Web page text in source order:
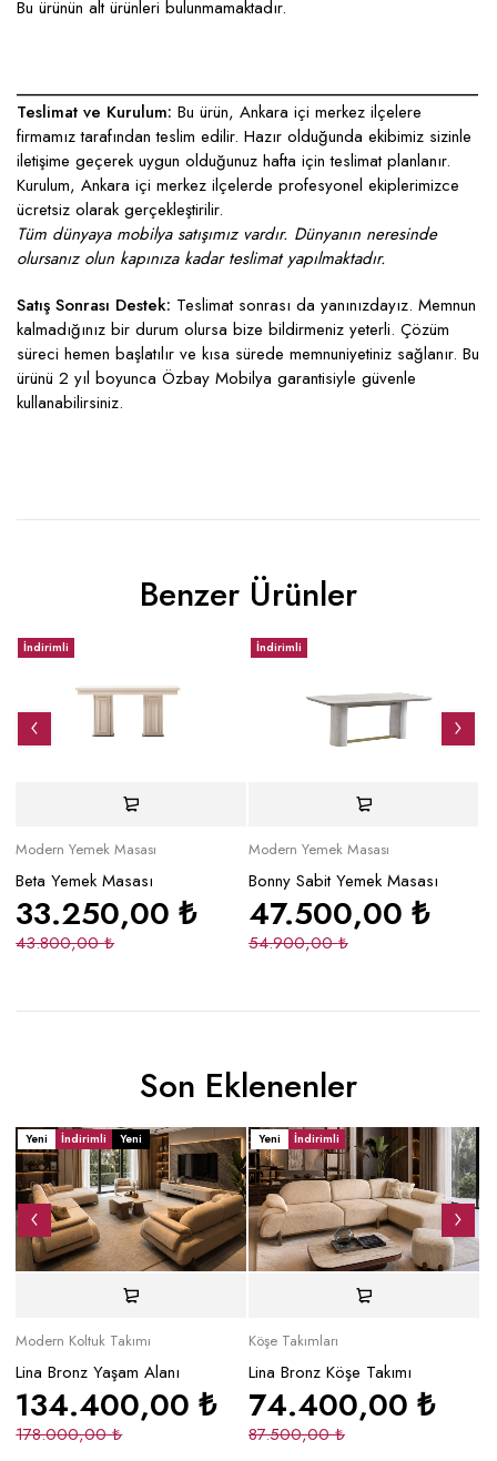
Bu ürünün alt ürünleri bulunmamaktadır.
____________________________________________________
Teslimat ve Kurulum: Bu ürün, Ankara içi merkez ilçelere
firmamız tarafından teslim edilir. Hazır olduğunda ekibimiz sizinle
iletişime geçerek uygun olduğunuz hafta için teslimat planlanır.
Kurulum, Ankara içi merkez ilçelerde profesyonel ekiplerimizce
ücretsiz olarak gerçekleştirilir.
Tüm dünyaya mobilya satışımız vardır. Dünyanın neresinde
olursanız olun kapınıza kadar teslimat yapılmaktadır.
Satış Sonrası Destek: Teslimat sonrası da yanınızdayız. Memnun
kalmadığınız bir durum olursa bize bildirmeniz yeterli. Çözüm
süreci hemen başlatılır ve kısa sürede memnuniyetiniz sağlanır. Bu
ürünü 2 yıl boyunca Özbay Mobilya garantisiyle güvenle
kullanabilirsiniz.
Benzer Ürünler
İndirimli
Modern Yemek Masası
Beta Yemek Masası
43.800,00₺
33.250,00₺
İndirimli
Modern Yemek Masası
Bonny Sabit Yemek Masası
54.900,00₺
47.500,00 ₺
Son Eklenenler
Yeni İndirimli Yeni
Modern Koltuk Takımı
Lina Bronz Yaşam Alanı
178.000,00₺
134.400,00₺
Yeni İndirimli
Köşe Takımları
Lina Bronz Köşe Takımı
87.500,00₺
74.400,00₺